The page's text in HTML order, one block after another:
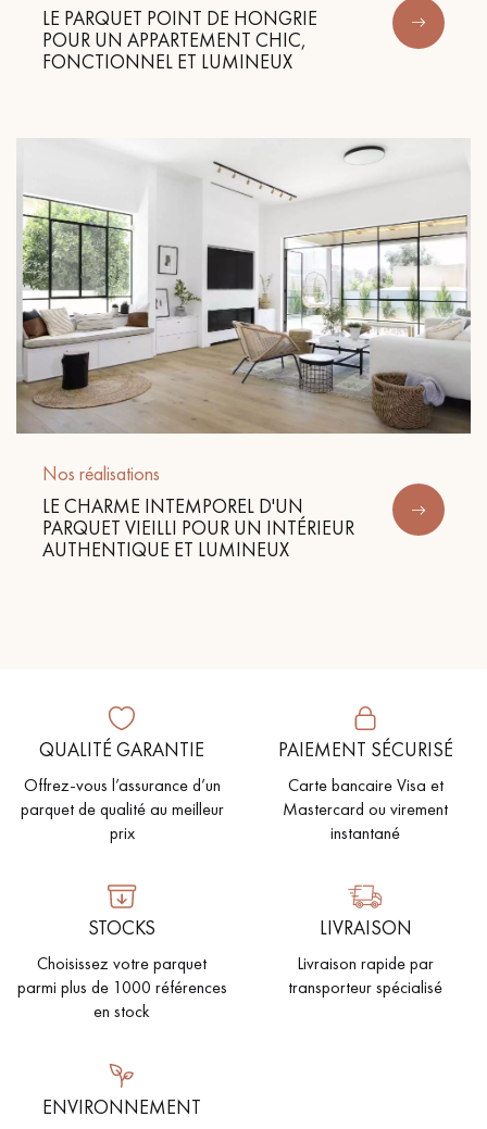
LE PARQUET POINT DE HONGRIE
POUR UN APPARTEMENT CHIC,
FONCTIONNEL ET LUMINEUX
Nos réalisations
LE CHARME INTEMPOREL D'UN
PARQUET VIEILLI POUR UN INTÉRIEUR
AUTHENTIQUE ET LUMINEUX
QUALITÉ GARANTIE
Offrez-vous l’assurance d’un
parquet de qualité au meilleur
prix
PAIEMENT SÉCURISÉ
Carte bancaire Visa et
Mastercard ou virement
instantané
STOCKS
Choisissez votre parquet
parmi plus de 1000 références
en stock
LIVRAISON
Livraison rapide par
transporteur spécialisé
ENVIRONNEMENT